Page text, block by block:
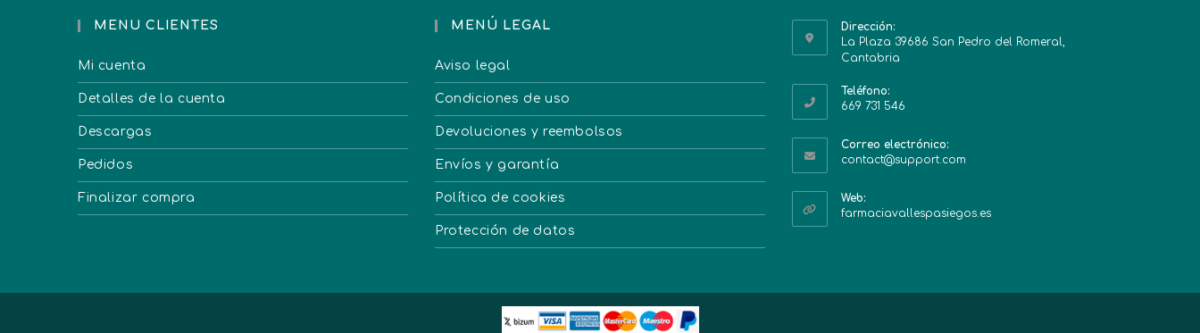
MENU CLIENTES
Mi cuenta
Detalles de la cuenta
Descargas
Pedidos
Finalizar compra
MENÚ LEGAL
Aviso legal
Condiciones de uso
Devoluciones y reembolsos
Envíos y garantía
Política de cookies
Protección de datos
Dirección:
La Plaza 39686 San Pedro del Romeral,
Cantabria
Teléfono:
669 731 546
Correo electrónico:
contact@support.com
Web:
farmaciavallespasiegos.es